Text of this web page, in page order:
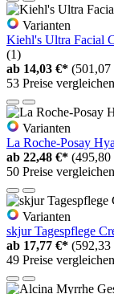
Varianten
Kiehl's Ultra Facial
(1)
ab 14,03 €* (501,07
53 Preise vergleichen
Varianten
La Roche-Posay
ab 22,48 €* (495,80
50 Preise vergleichen
Varianten
skjur Tagespflege
ab 17,77 €* (592,33
49 Preise vergleichen